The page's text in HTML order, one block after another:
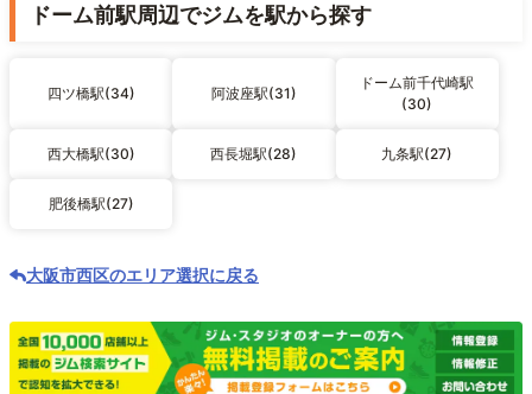
ドーム前駅周辺でジムを駅から探す
四ツ橋駅(34) 阿波座駅(31)
ドーム前千代崎駅
(30)
西大橋駅(30) 西長堀駅(28) 九条駅(27)
肥後橋駅(27)
大阪市西区のエリア選択に戻る